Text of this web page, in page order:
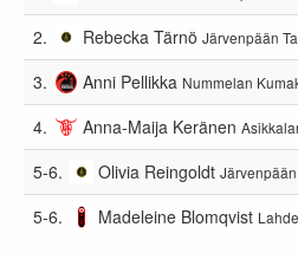
2. Rebecka Tärnö Järvenpään
3. Anni Pellikka Nummelan
4. Anna-Maija Keränen
5-6. Olivia Reingoldt
5-6. Madeleine Blomqvist